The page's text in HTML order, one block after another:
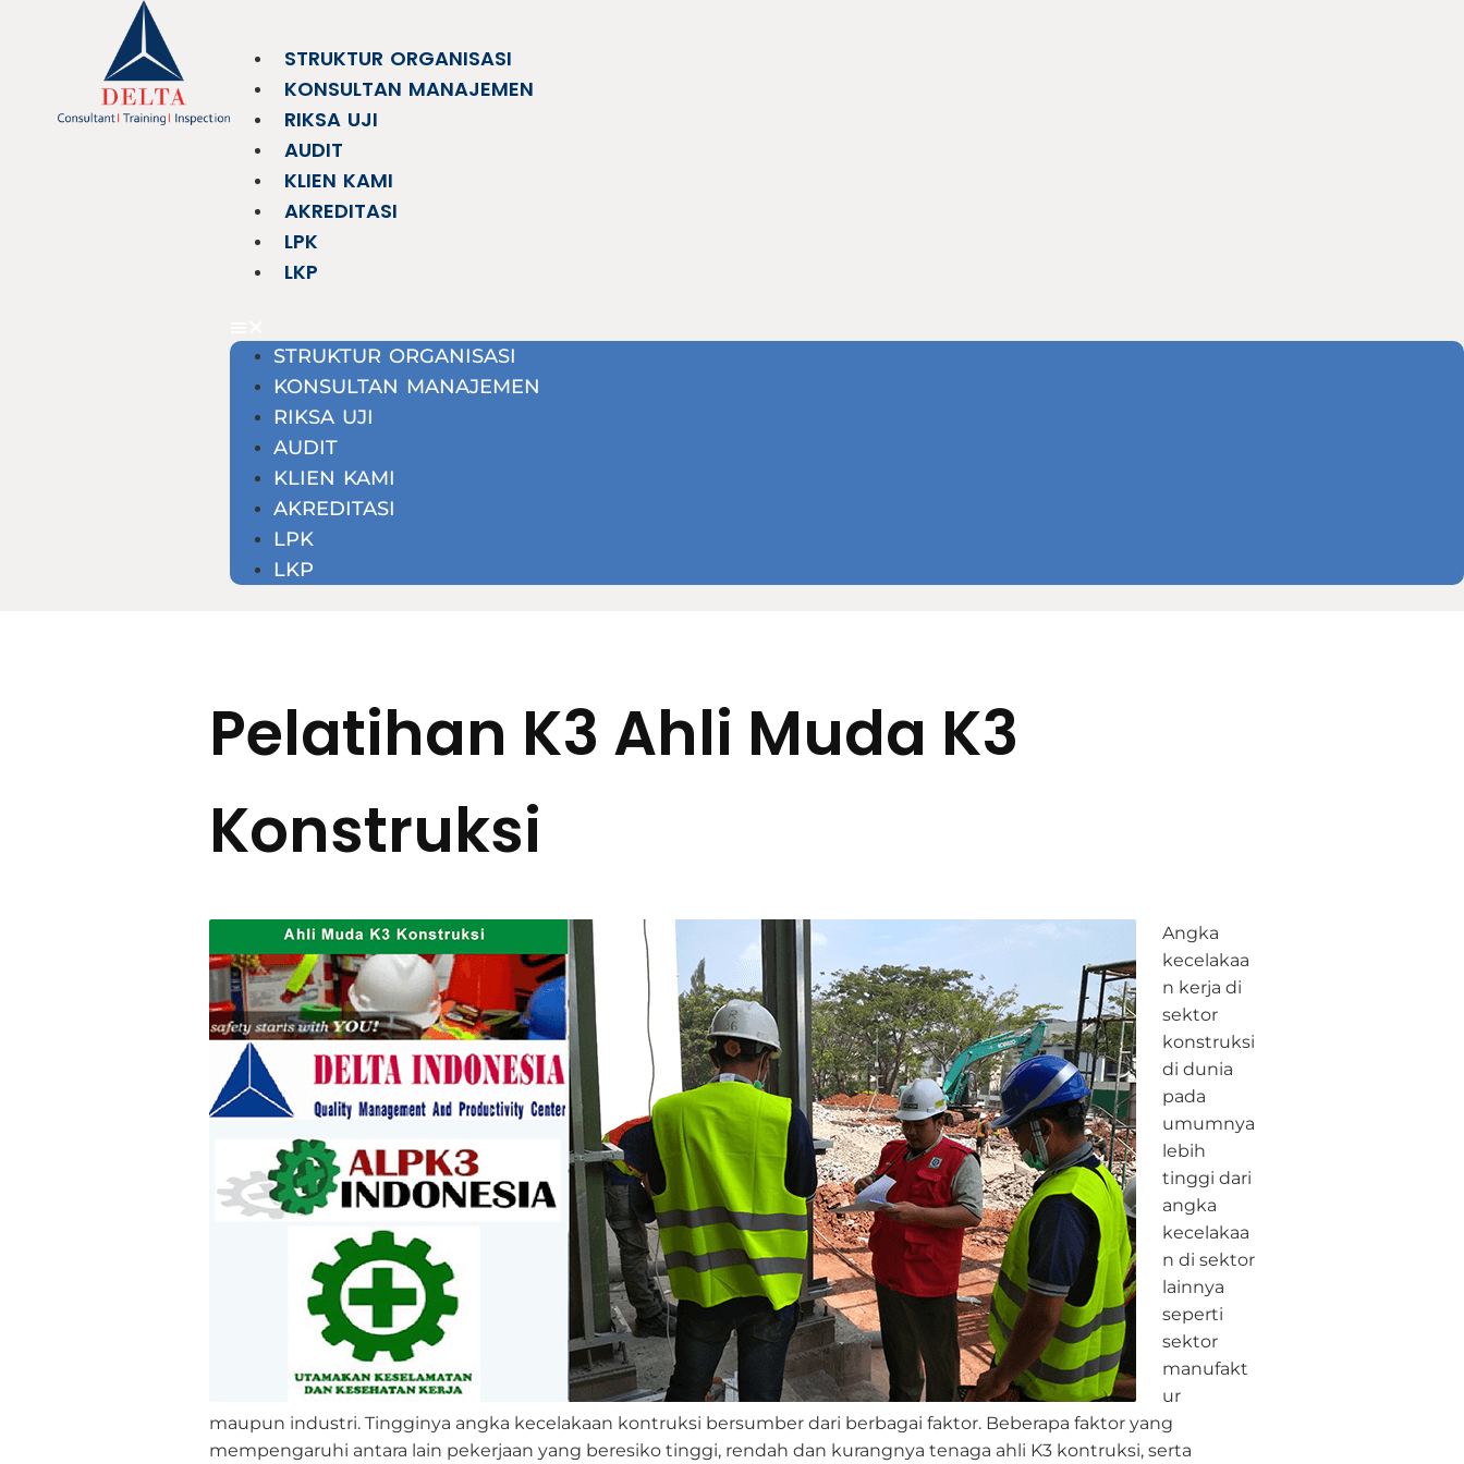
STRUKTUR ORGANISASI
KONSULTAN MANAJEMEN
RIKSA UJI
AUDIT
KLIEN KAMI
AKREDITASI
LPK
LKP
STRUKTUR ORGANISASI
KONSULTAN MANAJEMEN
RIKSA UJI
AUDIT
KLIEN KAMI
AKREDITASI
LPK
LKP
Pelatihan K3 Ahli Muda K3
Konstruksi
Angka
kecelakaa
n kerja di
sektor
konstruksi
di dunia
pada
umumnya
lebih
tinggi dari
angka
kecelakaa
n di sektor
lainnya
seperti
sektor
manufakt
ur
maupun industri. Tingginya angka kecelakaan kontruksi bersumber dari berbagai faktor. Beberapa faktor yang
mempengaruhi antara lain pekerjaan yang beresiko tinggi, rendah dan kurangnya tenaga ahli K3 kontruksi, serta